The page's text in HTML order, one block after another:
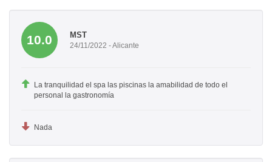
10.0 MST
24/11/2022 - Alicante
La tranquilidad el spa las piscinas la amabilidad de todo el
personal la gastronomía
Nada